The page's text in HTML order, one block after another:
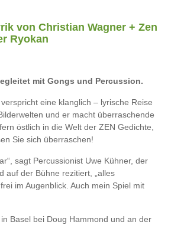
von Christian Wagner + Zen
Ryokan
mit Gongs und Percussion.
eine klanglich – lyrische Reise
und er macht überraschende
östlich in die Welt der ZEN Gedichte,
Sie sich überraschen!
sagt Percussionist Uwe Kühner, der
auf der Bühne rezitiert, „alles
im Augenblick. Auch mein Spiel mit
Basel bei Doug Hammond und an der